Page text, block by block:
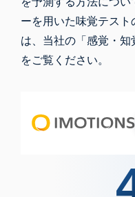
ーを用いた味覚テス
は、当社の「感覚・
をご覧ください。